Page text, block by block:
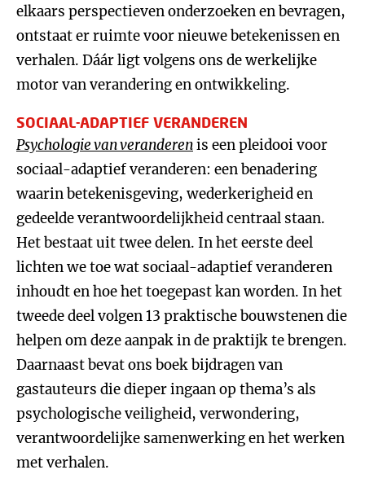
elkaars perspectieven onderzoeken en bevragen,
ontstaat er ruimte voor nieuwe betekenissen en
verhalen. Dáár ligt volgens ons de werkelijke
motor van verandering en ontwikkeling.
SOCIAAL-ADAPTIEF VERANDEREN
Psychologie van veranderenis een pleidooi voor
sociaal-adaptief veranderen: een benadering
waarin betekenisgeving, wederkerigheid en
gedeelde verantwoordelijkheid centraal staan.
Het bestaat uit twee delen. In het eerste deel
lichten we toe wat sociaal-adaptief veranderen
inhoudt en hoe het toegepast kan worden. In het
tweede deel volgen 13 praktische bouwstenen die
helpen om deze aanpak in de praktijk te brengen.
Daarnaast bevat ons boek bijdragen van
gastauteurs die dieper ingaan op thema’s als
psychologische veiligheid, verwondering,
verantwoordelijke samenwerking en het werken
met verhalen.